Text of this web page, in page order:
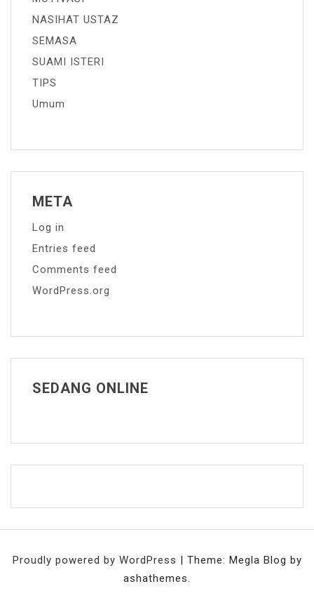
NASIHAT USTAZ
SEMASA
SUAMI ISTERI
TIPS
Umum
META
Log in
Entries feed
Comments feed
WordPress.org
SEDANG ONLINE
Proudly powered by WordPress
Theme: Megla Blog by
ashathemes.